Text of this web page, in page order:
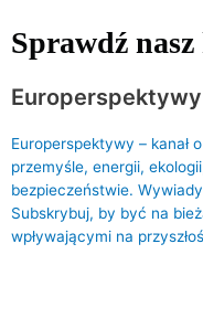
Sprawdź nasz
Europerspektywy
Europerspektywy – kanał
przemyśle, energii,
bezpieczeństwie.
Subskrybuj, by być na
wpływającymi na